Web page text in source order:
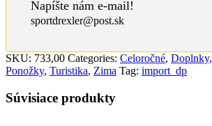
Napíšte nám e-mail!
sportdrexler@post.sk
SKU: 733,00 Categories: Celoročné, Doplnky,
Ponožky, Turistika, Zima Tag: import_dp
Súvisiace produkty